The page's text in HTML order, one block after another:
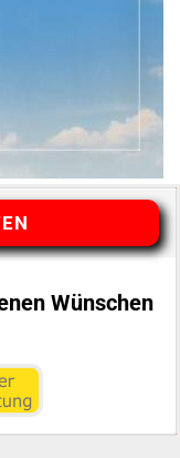
Wünschen